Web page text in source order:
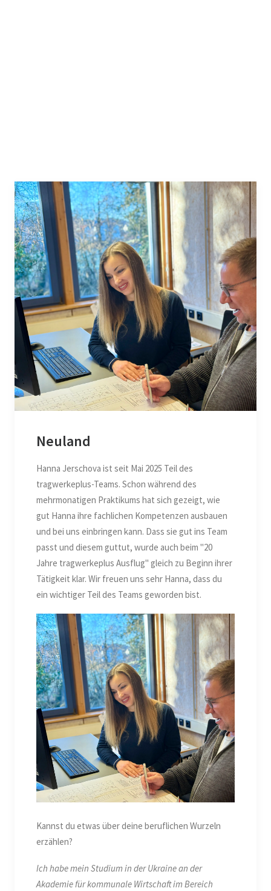
Neuland
Hanna Jerschova ist seit Mai 2025 Teil des
tragwerkeplus-Teams. Schon während des
mehrmonatigen Praktikums hat sich gezeigt, wie
gut Hanna ihre fachlichen Kompetenzen ausbauen
und bei uns einbringen kann. Dass sie gut ins Team
passt und diesem guttut, wurde auch beim "20
Jahre tragwerkeplus Ausflug" gleich zu Beginn ihrer
Tätigkeit klar. Wir freuen uns sehr Hanna, dass du
ein wichtiger Teil des Teams geworden bist.
Kannst du etwas über deine beruflichen Wurzeln
erzählen?
Ich habe mein Studium in der Ukraine an der
Akademie für kommunale Wirtschaft im Bereich